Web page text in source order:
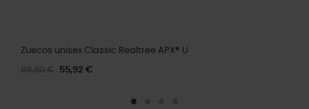
Zuecos unisex Classic Realtree APX® U
69,90 € 55,92 €